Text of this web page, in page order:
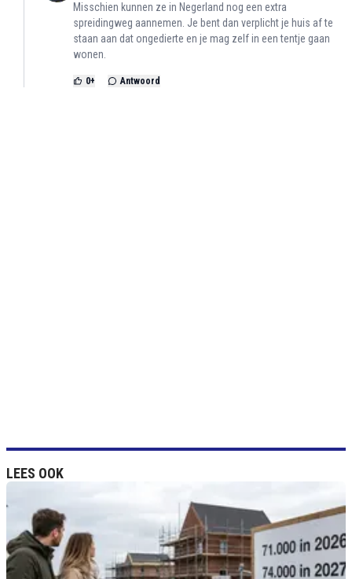
Misschien kunnen ze in Negerland nog een extra
spreidingweg aannemen. Je bent dan verplicht je huis af te
staan aan dat ongedierte en je mag zelf in een tentje gaan
wonen.
0+ Antwoord
LEES OOK